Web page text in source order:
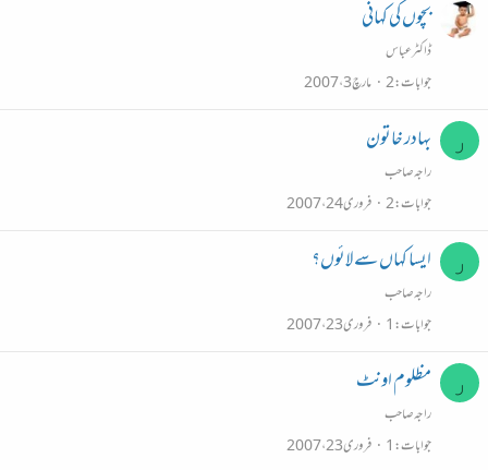
بچوں کی کہانی
ڈاکٹر عباس
جوابات 2 مارچ 3، 2007
ر بہادر خاتون
راجہ صاحب
جوابات 2 فروری 24، 2007
ر ایسا کہاں سے لائوں؟
راجہ صاحب
جوابات 1 فروری 23، 2007
ر مظلوم اونٹ
راجہ صاحب
جوابات 1 فروری 23، 2007